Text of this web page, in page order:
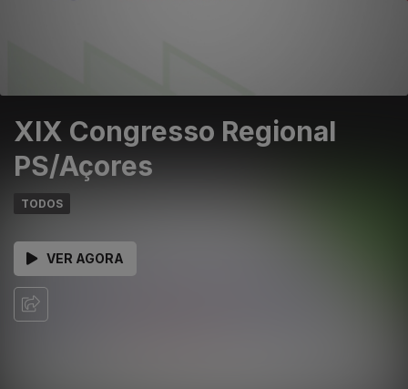
XIX Congresso Regional
PS/Açores
TODOS
VER AGORA